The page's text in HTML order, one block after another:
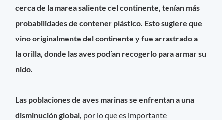
cerca de la marea saliente del continente, tenían más
probabilidades de contener plástico. Esto sugiere que
vino originalmente del continente y fue arrastrado a
la orilla, donde las aves podían recogerlo para armar su
nido.
Las poblaciones de aves marinas se enfrentan a una
disminución global, por lo que es importante